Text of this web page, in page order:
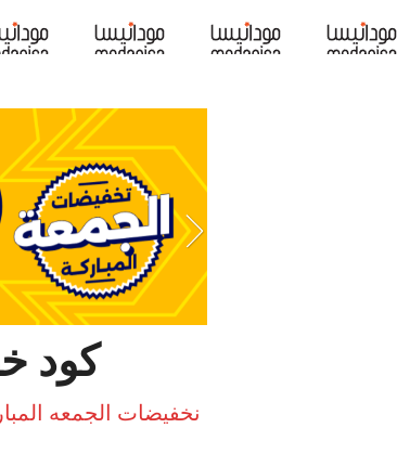
كود
نخفيضات الجمعه المباركه من